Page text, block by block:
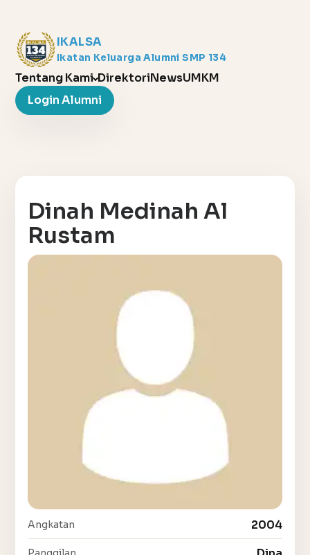
IKALSA
Ikatan Keluarga Alumni SMP 134
Tentang Kami DirektoriNewsUMKM
Login Alumni
Dinah Medinah Al
Rustam
Angkatan 2004